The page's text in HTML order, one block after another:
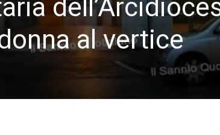
al vertice